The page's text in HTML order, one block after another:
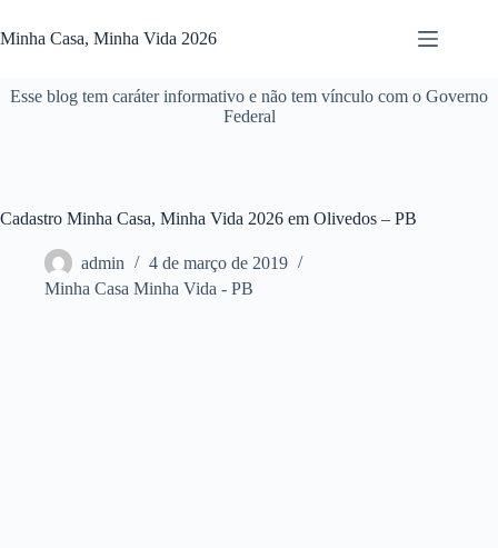
para
o
Minha Casa, Minha Vida 2026
Esse blog tem caráter informativo e não tem vínculo com o Governo
Federal
Cadastro Minha Casa, Minha Vida 2026 em Olivedos – PB
admin
4 de março de 2019
Minha Casa Minha Vida - PB